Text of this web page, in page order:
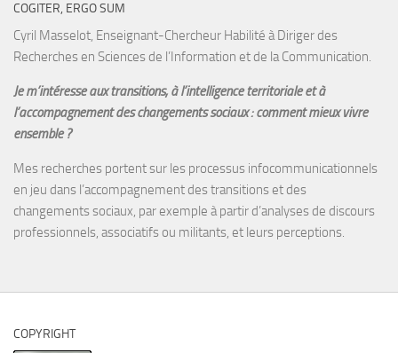
COGITER, ERGO SUM
Cyril Masselot, Enseignant-Chercheur Habilité à Diriger des
Recherches en Sciences de l’Information et de la Communication.
Je m’intéresse aux transitions, à l’intelligence territoriale et à
l’accompagnement des changements sociaux : comment mieux vivre
ensemble ?
Mes recherches portent sur les processus infocommunicationnels
en jeu dans l’accompagnement des transitions et des
changements sociaux, par exemple à partir d’analyses de discours
professionnels, associatifs ou militants, et leurs perceptions.
COPYRIGHT